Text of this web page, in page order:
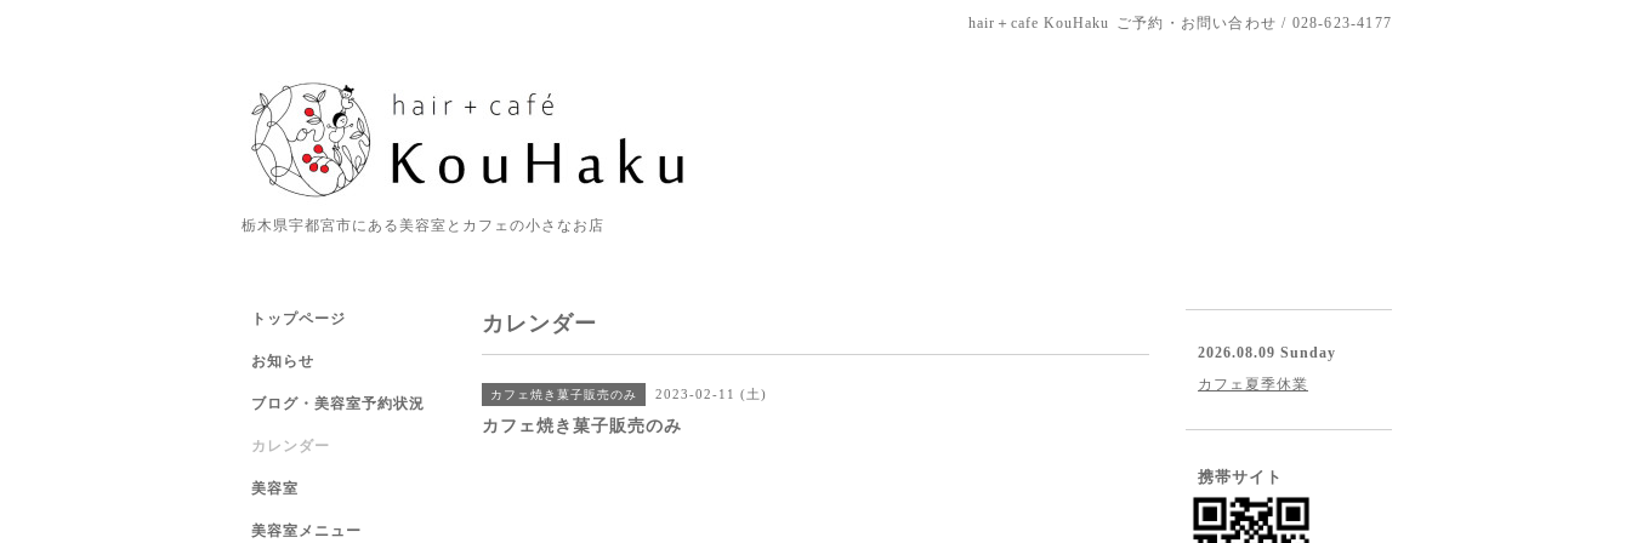
hair＋cafe KouHaku ご予約・お問い合わせ / 028-623-4177
栃木県宇都宮市にある美容室とカフェの小さなお店
カレンダー
カフェ焼き菓子販売のみ 2023-02-11 (土)
カフェ焼き菓子販売のみ
トップページ
お知らせ
ブログ・美容室予約状況
カレンダー
美容室
美容室メニュー
2026.08.09 Sunday
カフェ夏季休業
携帯サイト